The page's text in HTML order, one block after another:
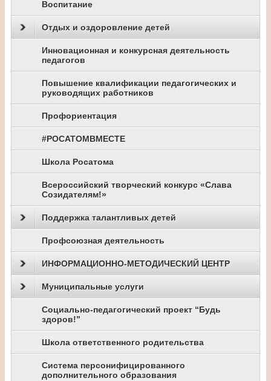
Воспитание
Отдых и оздоровление детей
Инновационная и конкурсная деятельность
педагогов
Повышение квалификации педагогических и
руководящих работников
Профориентация
#РОСАТОМВМЕСТЕ
Школа Росатома
Всероссийский творческий конкурс «Слава
Созидателям!»
Поддержка талантливых детей
Профсоюзная деятельность
ИНФОРМАЦИОННО-МЕТОДИЧЕСКИЙ ЦЕНТР
Муниципальные услуги
Социально-педагогический проект “Будь
здоров!”
Школа ответственного родительства
Система персонифицированного
дополнительного образования